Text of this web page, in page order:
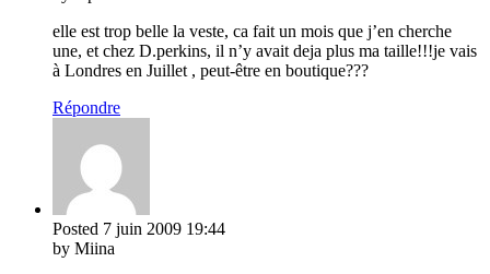
elle est trop belle la veste, ca fait un mois que j’en cherche
une, et chez D.perkins, il n’y avait deja plus ma taille!!!je vais
à Londres en Juillet , peut-être en boutique???
Répondre
Posted 7 juin 2009 19:44
by Miina